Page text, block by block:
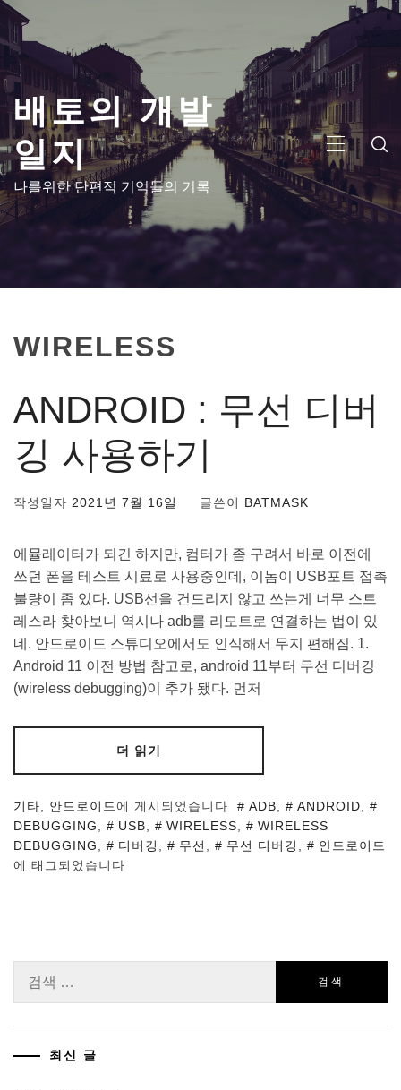
콘
츠
로
건
뛰
기
배토의 개발
일지
나를위한 단편적 기억들의 기록
주
메
뉴
WIRELESS
ANDROID : 무선 디버
깅 사용하기
작성일자 2021년 7월 16일 글쓴이 BATMASK
에뮬레이터가 되긴 하지만, 컴터가 좀 구려서 바로 이전에
쓰던 폰을 테스트 시료로 사용중인데, 이놈이 USB포트 접촉
불량이 좀 있다. USB선을 건드리지 않고 쓰는게 너무 스트
레스라 찾아보니 역시나 adb를 리모트로 연결하는 법이 있
네. 안드로이드 스튜디오에서도 인식해서 무지 편해짐. 1.
Android 11 이전 방법 참고로, android 11부터 무선 디버깅
(wireless debugging)이 추가 됐다. 먼저
더 읽기
기타 안드로이드에 게시되었습니다 ADB ANDROID
DEBUGGING
USB WIRELESS
WIRELESS
DEBUGGING
디버깅 무선 무선 디버깅
안드로이드
에 태그되었습니다
최신 글